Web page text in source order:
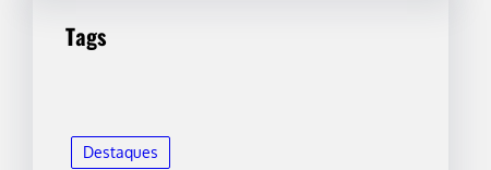
Tags
Destaques